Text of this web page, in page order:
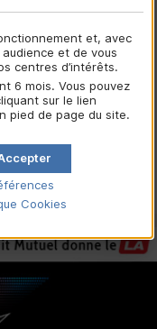
!
talents,
écrans à partir du
3 émissions
et, avec
et de vous
centres d’intérêts.
6 mois. Vous pouvez
sur le lien
pied de page du site.
Cookies